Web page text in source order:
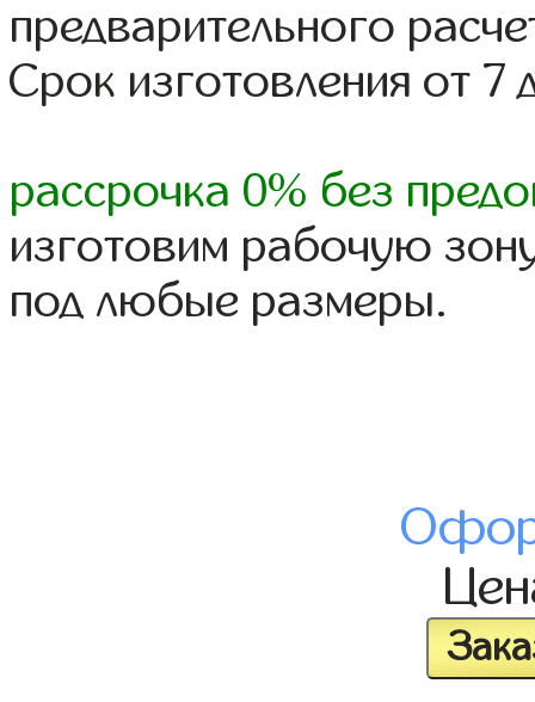
предварительного
Срок изготовления от 7
рассрочка 0% без
изготовим рабочую
под любые размеры.